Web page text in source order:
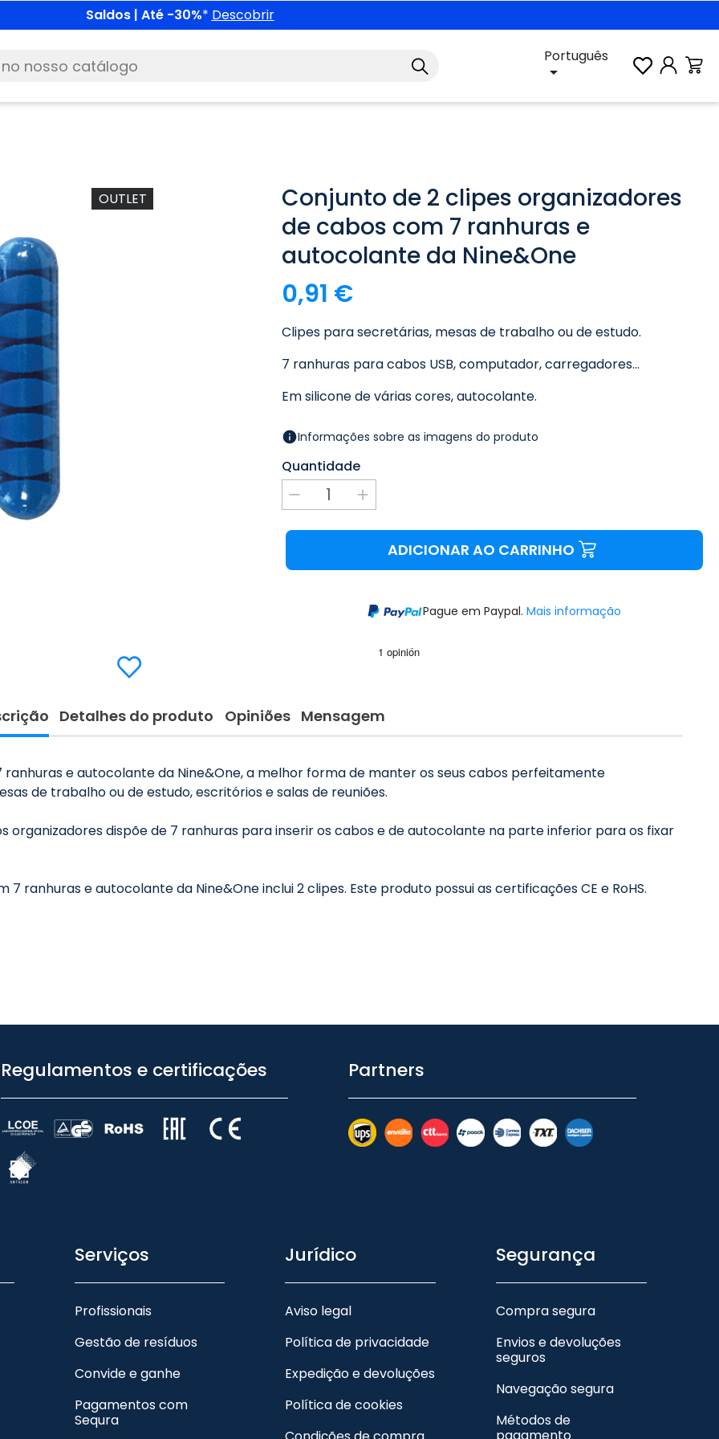
Saldos | Até -30%* Descobrir
Português

OUTLET
Conjunto de 2 clipes organizadores
de cabos com 7 ranhuras e
autocolante da Nine&One
0,91 €
Clipes para secretárias, mesas de trabalho ou de estudo.
7 ranhuras para cabos USB, computador, carregadores...
Em silicone de várias cores, autocolante.
Informações sobre as imagens do produto
Quantidade
ADICIONAR AO CARRINHO
Pague em Paypal.Mais informação
Detalhes do produto Opiniões Mensagem
e autocolante da Nine&One, a melhor forma de manter os seus cabos perfeitamente
de trabalho ou de estudo, escritórios e salas de reuniões.
organizadores dispõe de 7 ranhuras para inserir os cabos e de autocolante na parte inferior para os fixar
ranhuras e autocolante da Nine&One inclui 2 clipes. Este produto possui as certificações CE e RoHS.
Regulamentos e certificações Partners
Serviços
Profissionais
Gestão de resíduos
Convide e ganhe
Pagamentos com
Sequra
Jurídico
Aviso legal
Política de privacidade
Expedição e devoluções
Política de cookies
Segurança
Compra segura
Envios e devoluções
seguros
Navegação segura
Métodos de